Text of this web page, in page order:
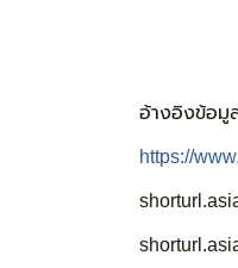
อ้างอิงข้อมู
https://